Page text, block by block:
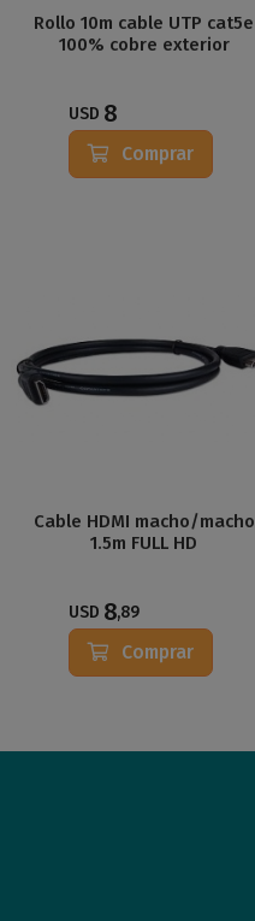
Rollo 10m cable UTP cat5e
100% cobre exterior
USD 8
Comprar
Cable HDMI macho/macho
1.5m FULL HD
USD 8,89
Comprar